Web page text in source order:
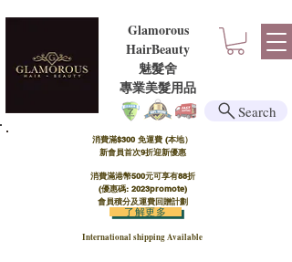
Glamorous
HairBeauty
魅髮舍
​​專業美髮用品
消費滿$300 免運費 (本地）​
新會員首次9折迎新優惠
消費滿港幣500元可享有88折
(優惠碼: 2023promote)
會員積分及運費回贈計劃
International shipping Available
了解更多
Search